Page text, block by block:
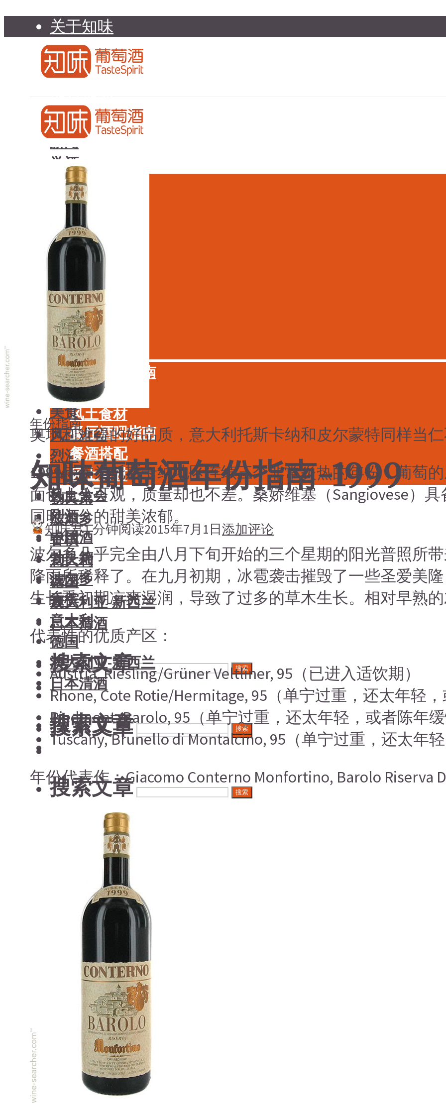
关于知味
知味介绍
知味专家顾问委员会
联系我们
知味荐酒
新闻
学酒
基础知识
品种
年份
酒具周边
投资收藏
留学教育
名庄
品鉴专栏
美食
餐厅酒吧指南
餐酒搭配
风土食材
风土大会
烈酒
中国酒
勃艮第
波尔多
香槟
意大利
德国
澳大利亚-新西兰
日本清酒
搜索文章 搜索
搜索文章 搜索
知味荐酒
新闻
学酒
基础知识
品种
年份
酒具周边
投资收藏
留学教育
名庄
品鉴专栏
美食
餐厅酒吧指南
餐酒搭配
风土食材
风土大会
烈酒
中国酒
勃艮第
波尔多
香槟
意大利
德国
澳大利亚-新西兰
日本清酒
搜索文章 搜索
搜索文章 搜索
年份指南
知味葡萄酒年份指南-1999
知味君1 分钟阅读2015年7月1日添加评论
奥地利难得的好品质，意大利托斯卡纳和皮尔蒙特同样当
1999年作为托斯卡纳地区连续三个非常炎热的年份，葡萄
面也十分可观，质量却也不差。桑娇维塞（Sangiovese）
同时十分的甜美浓郁。
波尔多几乎完全由八月下旬开始的三个星期的阳光普照所
降雨所稀释了。在九月初期，冰雹袭击摧毁了一些圣爱美
生长季初期凉爽湿润，导致了过多的草木生长。相对早熟
代表性的优质产区：
Austria, Riesling/Grüner Veltliner, 95（已进入适饮期）
Rhone, Cote Rotie/Hermitage, 95（单宁过重，还太年轻
Piedmont, Barolo, 95（单宁过重，还太年轻，或者陈年
Tuscany, Brunello di Montalcino, 95（单宁过重，还太年
年份代表作：Giacomo Conterno Monfortino, Barolo Riserva